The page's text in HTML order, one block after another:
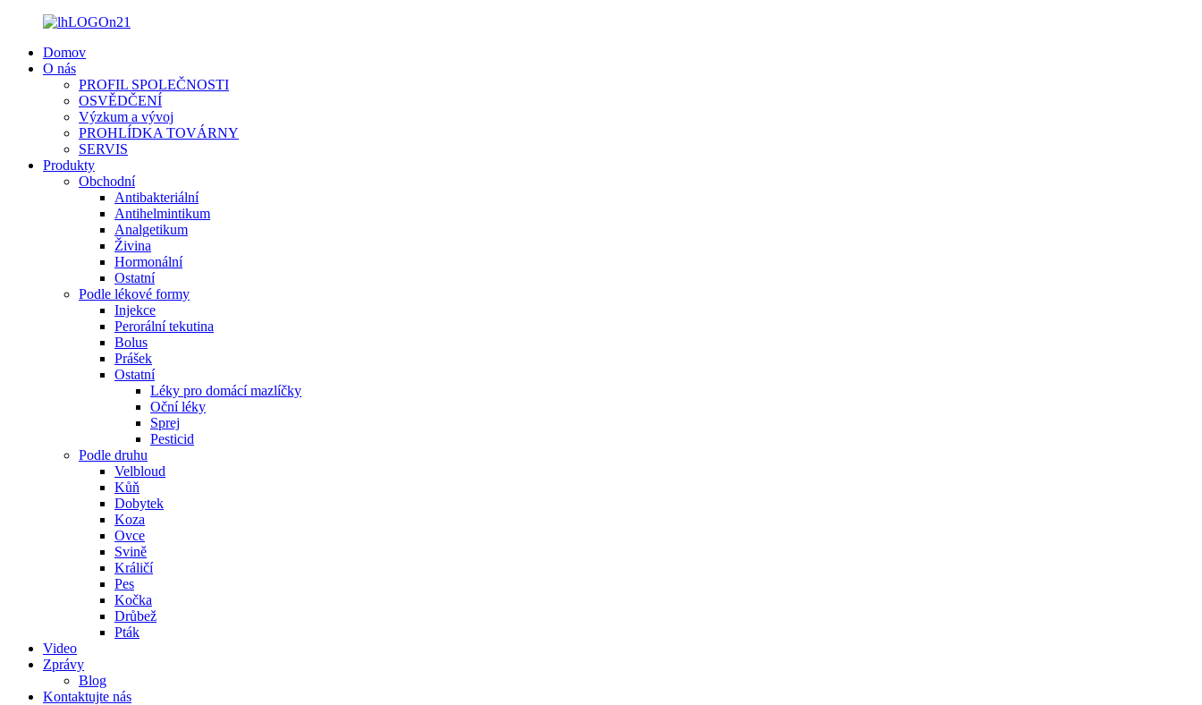
Domov
O nás
PROFIL SPOLEČNOSTI
OSVĚDČENÍ
Výzkum a vývoj
PROHLÍDKA TOVÁRNY
SERVIS
Produkty
Obchodní
Antibakteriální
Antihelmintikum
Analgetikum
Živina
Hormonální
Ostatní
Podle lékové formy
Injekce
Perorální tekutina
Bolus
Prášek
Ostatní
Léky pro domácí mazlíčky
Oční léky
Sprej
Pesticid
Podle druhu
Velbloud
Kůň
Dobytek
Koza
Ovce
Svině
Králičí
Pes
Kočka
Drůbež
Pták
Video
Zprávy
Blog
Kontaktujte nás